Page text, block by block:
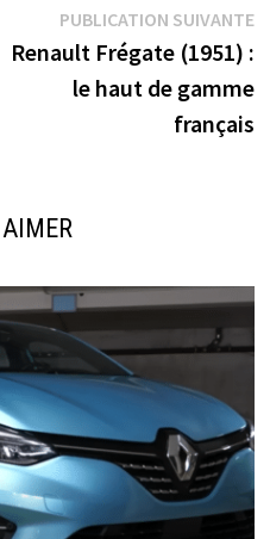
:
PUBLICATION SUIVANTE
Renault Frégate (1951) :
le haut de gamme
français